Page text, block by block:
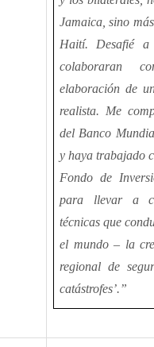
Jamaica, sino
Haití. Desafié
colaboraran
elaboración de
realista. Me
del Banco
y haya trabajado
Fondo de
para llevar a
técnicas que
el mundo – la
regional de
catástrofes’.”